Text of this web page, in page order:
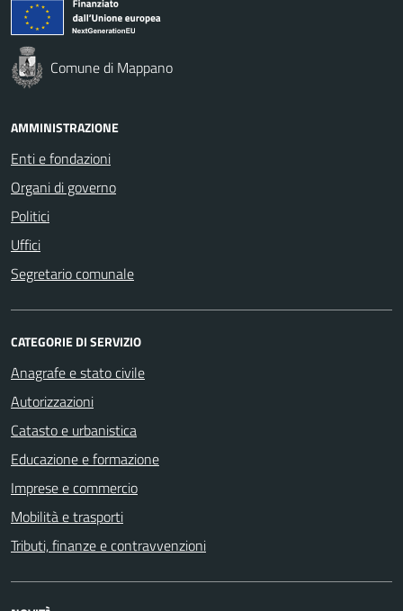
Comune di Mappano
AMMINISTRAZIONE
Enti e fondazioni
Organi di governo
Politici
Uffici
Segretario comunale
CATEGORIE DI SERVIZIO
Anagrafe e stato civile
Autorizzazioni
Catasto e urbanistica
Educazione e formazione
Imprese e commercio
Mobilità e trasporti
Tributi, finanze e contravvenzioni